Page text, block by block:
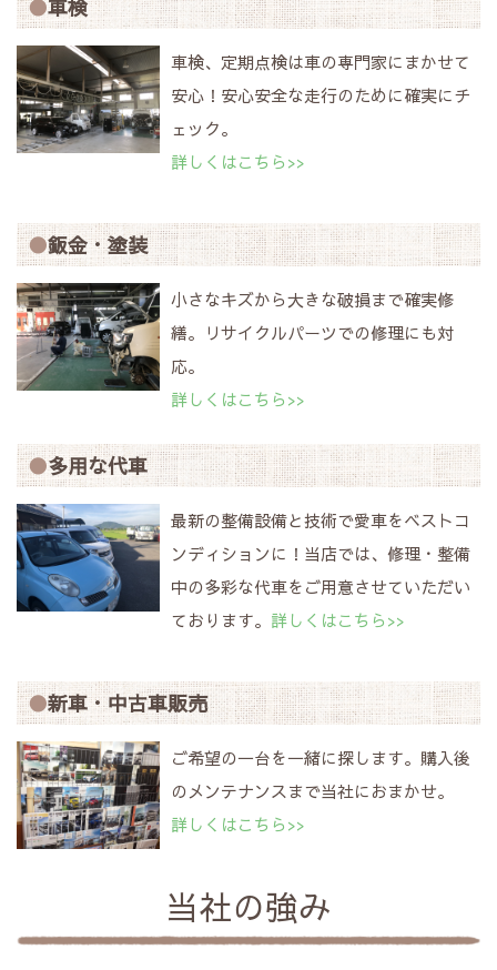
車検
車検、定期点検は車の専門家にまかせて
安心！安心安全な走行のために確実にチ
ェック。
詳しくはこちら>>
鈑金・塗装
小さなキズから大きな破損まで確実修
繕。リサイクルパーツでの修理にも対
応。
詳しくはこちら>>
多用な代車
最新の整備設備と技術で愛車をベストコ
ンディションに！当店では、修理・整備
中の多彩な代車をご用意させていただい
ております。 詳しくはこちら>>
新車・中古車販売
ご希望の一台を一緒に探します。購入後
のメンテナンスまで当社におまかせ。
詳しくはこちら>>
当社の強み